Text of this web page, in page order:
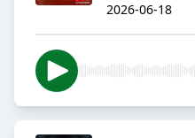
2026-06-18